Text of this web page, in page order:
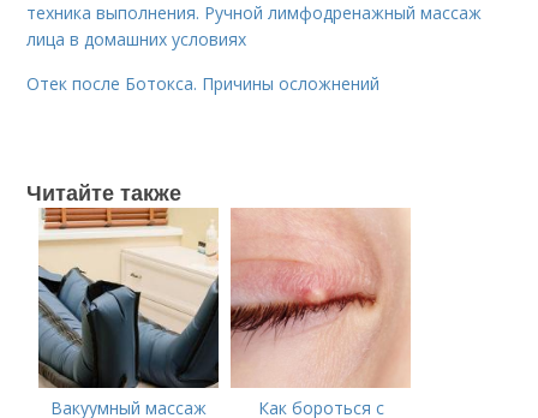
техника выполнения. Ручной лимфодренажный массаж
лица в домашних условиях
Отек после Ботокса. Причины осложнений
Читайте также
Вакуумный массаж
Как бороться с